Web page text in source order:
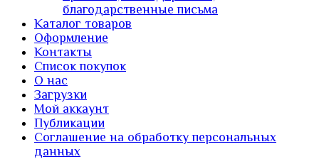
благодарственные письма
Каталог товаров
Оформление
Контакты
Список покупок
О нас
Загрузки
Мой аккаунт
Публикации
Соглашение на обработку персональных
данных